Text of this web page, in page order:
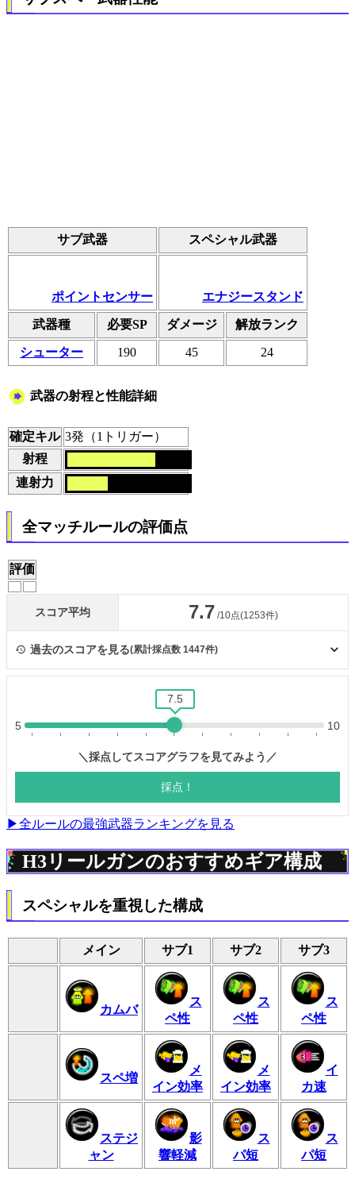
サブ武器 スペシャル武器
ポイントセンサー エナジースタンド
武器種 必要SP ダメージ 解放ランク
シューター 190 45 24
武器の射程と性能詳細
確定キル 3発（1トリガー）
射程
連射力
全マッチルールの評価点
評価
▶全ルールの最強武器ランキングを見る
H3リールガンのおすすめギア構成
スペシャルを重視した構成
メイン サブ1 サブ2 サブ3
カムバ
ス
ペ性
ス
ペ性
ス
ペ性
スペ増
メ
イン効率
メ
イン効率
イ
カ速
ステジ
ャン
影
響軽減
ス
パ短
ス
パ短